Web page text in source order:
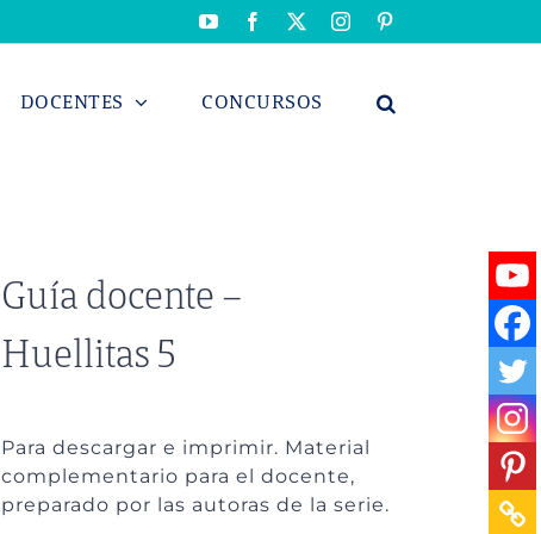
YouTubeFacebook Instagram
DOCENTES CONCURSOS
Guía docente –
Huellitas 5
Para descargar e imprimir. Material
complementario para el docente,
preparado por las autoras de la serie.